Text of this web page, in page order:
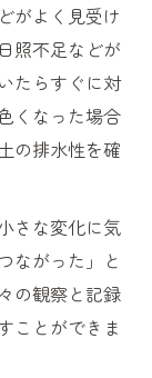
がよく見受け
照不足などが
たらすぐに対
くなった場合
の排水性を確
さな変化に気
ながった」と
の観察と記録
ことができま